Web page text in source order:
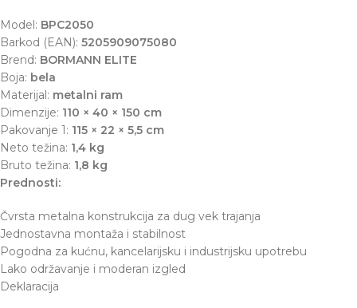
Model: BPC2050
Barkod (EAN): 5205909075080
Brend: BORMANN ELITE
Boja: bela
Materijal: metalni ram
Dimenzije: 110 × 40 × 150 cm
Pakovanje 1: 115 × 22 × 5,5 cm
Neto težina: 1,4 kg
Bruto težina: 1,8 kg
Prednosti:
Čvrsta metalna konstrukcija za dug vek trajanja
Jednostavna montaža i stabilnost
Pogodna za kućnu, kancelarijsku i industrijsku upotrebu
Lako održavanje i moderan izgled
Deklaracija